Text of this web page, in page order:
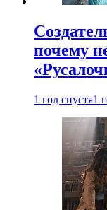
почему
1 год спустя1